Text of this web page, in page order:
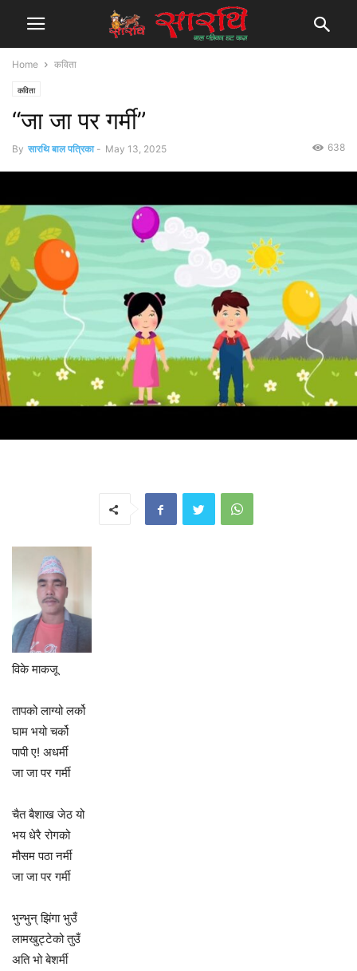
Home कविता
कविता
“जा जा पर गर्मी”
By सारथि बाल पत्रिका - May 13, 2025 638
विके माकजू
तापको लाग्यो लर्को
घाम भयो चर्को
पापी ए! अधर्मी
जा जा पर गर्मी
चैत बैशाख जेठ यो
भय धेरै रोगको
मौसम पठा नर्मी
जा जा पर गर्मी
भुन्भुन् झिंगा भुउँ
लामखुट्टेको तुउँ
अति भो बेशर्मी